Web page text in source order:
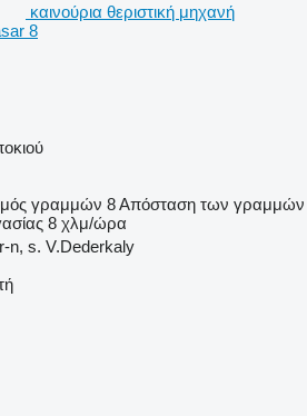
καινούρια θεριστική μηχανή
8
γραμμών 8Απόσταση των γραμμών
8 χλμ/ώρα
n, s. V.Dederkaly